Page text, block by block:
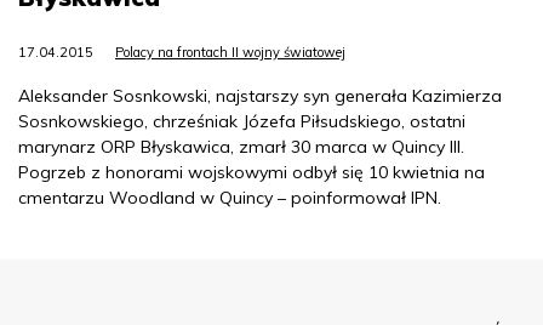
17.04.2015 Polacy na frontach II wojny światowej
Aleksander Sosnkowski, najstarszy syn generała Kazimierza
Sosnkowskiego, chrześniak Józefa Piłsudskiego, ostatni
marynarz ORP Błyskawica, zmarł 30 marca w Quincy Ill.
Pogrzeb z honorami wojskowymi odbył się 10 kwietnia na
cmentarzu Woodland w Quincy – poinformował IPN.